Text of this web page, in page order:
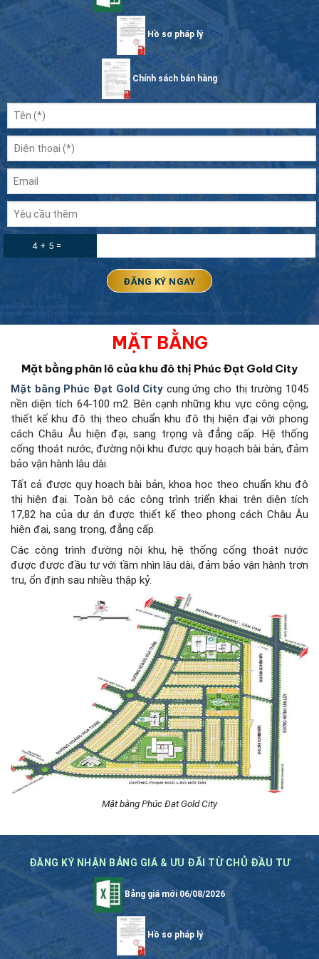
Hồ sơ pháp lý
Chính sách bán hàng
4 + 5 =
MẶT BẰNG
Mặt bằng phân lô của khu đô thị Phúc Đạt Gold City
Mặt bằng Phúc Đạt Gold City cung ứng cho thị trường 1045
nền diện tích 64-100 m2. Bên cạnh những khu vực công cộng,
thiết kế khu đô thị theo chuẩn khu đô thị hiện đại với phong
cách Châu Âu hiện đại, sang trọng và đẳng cấp. Hệ thống
cống thoát nước, đường nội khu được quy hoạch bài bản, đảm
bảo vận hành lâu dài.
Tất cả được quy hoạch bài bản, khoa học theo chuẩn khu đô
thị hiện đại. Toàn bộ các công trình triển khai trên diện tích
17,82 ha của dự án được thiết kế theo phong cách Châu Âu
hiện đại, sang trọng, đẳng cấp.
Các công trình đường nội khu, hệ thống cống thoát nước
được được đầu tư với tầm nhìn lâu dài, đảm bảo vận hành trơn
tru, ổn định sau nhiều thập kỷ.
Mặt bằng Phúc Đạt Gold City
ĐĂNG KÝ NHẬN BẢNG GIÁ & ƯU ĐÃI TỪ CHỦ ĐẦU TƯ
Bảng giá mới 06/08/2026
Hồ sơ pháp lý